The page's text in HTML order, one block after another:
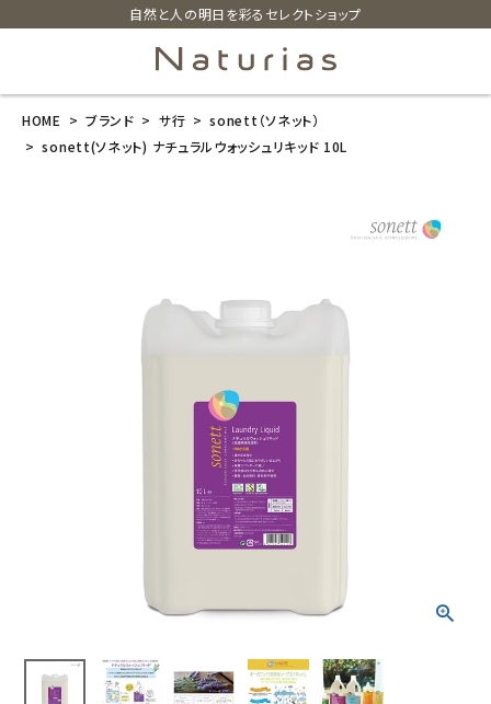
自然と人の明日を彩るセレクトショップ
search
カテゴリーから探す
HOME ブランド サ行
sonett（ソネット）
sonett(ソネット) ナチュラルウォッシュリキッド 10L